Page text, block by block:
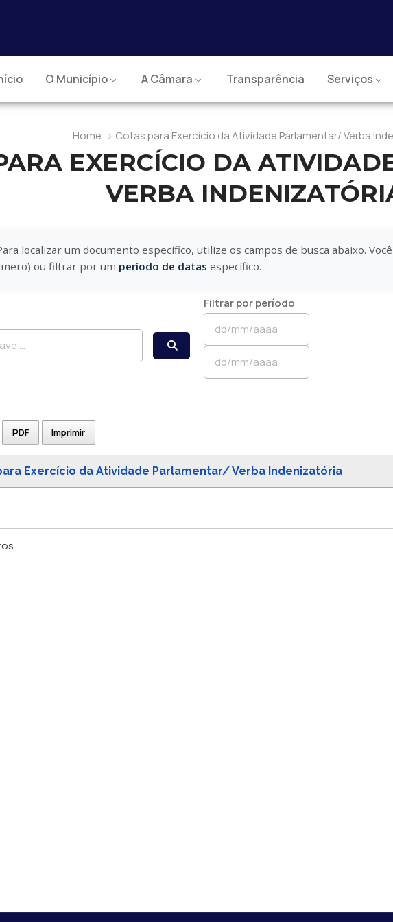
O Município A Câmara Transparência Serviços
Home Cotas para Exercício da Atividade Parlamentar/ Verba
EXERCÍCIO DA
VERBA
localizar um documento específico, utilize os campos de busca abaixo.
ou filtrar por um período de datas específico.
Filtrar por período
PDF Imprimir
Exercício da Atividade Parlamentar/ Verba Indenizatória